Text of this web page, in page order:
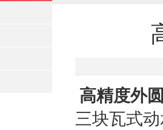
高精度外
三块瓦式